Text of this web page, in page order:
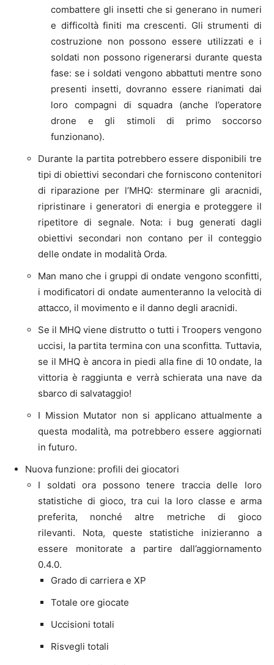
combattere gli insetti che si generano in numeri
e difficoltà finiti ma crescenti. Gli strumenti di
costruzione non possono essere utilizzati e i
soldati non possono rigenerarsi durante questa
fase: se i soldati vengono abbattuti mentre sono
presenti insetti, dovranno essere rianimati dai
loro compagni di squadra (anche l’operatore
drone e gli stimoli di primo soccorso
funzionano).
Durante la partita potrebbero essere disponibili tre
tipi di obiettivi secondari che forniscono contenitori
di riparazione per l’MHQ: sterminare gli aracnidi,
ripristinare i generatori di energia e proteggere il
ripetitore di segnale. Nota: i bug generati dagli
obiettivi secondari non contano per il conteggio
delle ondate in modalità Orda.
Man mano che i gruppi di ondate vengono sconfitti,
i modificatori di ondate aumenteranno la velocità di
attacco, il movimento e il danno degli aracnidi.
Se il MHQ viene distrutto o tutti i Troopers vengono
uccisi, la partita termina con una sconfitta. Tuttavia,
se il MHQ è ancora in piedi alla fine di 10 ondate, la
vittoria è raggiunta e verrà schierata una nave da
sbarco di salvataggio!
I Mission Mutator non si applicano attualmente a
questa modalità, ma potrebbero essere aggiornati
in futuro.
Nuova funzione: profili dei giocatori
I soldati ora possono tenere traccia delle loro
statistiche di gioco, tra cui la loro classe e arma
preferita, nonché altre metriche di gioco
rilevanti. Nota, queste statistiche inizieranno a
essere monitorate a partire dall’aggiornamento
0.4.0.
Grado di carriera e XP
Totale ore giocate
Uccisioni totali
Risvegli totali